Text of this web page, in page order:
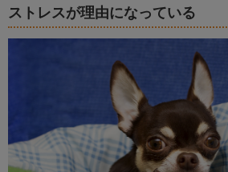
ストレスが理由になっている